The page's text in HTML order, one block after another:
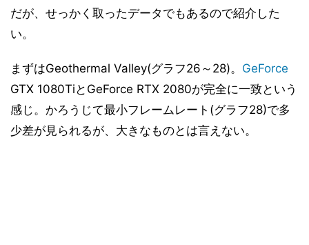
だが、せっかく取ったデータでもあるので紹介した
い。
まずはGeothermal Valley(グラフ26～28)。 GeForce
GTX 1080TiとGeForce RTX 2080が完全に一致という
感じ。かろうじて最小フレームレート(グラフ28)で多
少差が見られるが、大きなものとは言えない。